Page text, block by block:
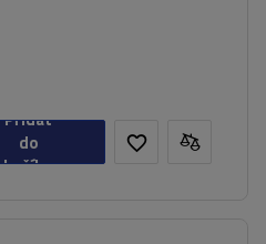
Přidat
do
košíku